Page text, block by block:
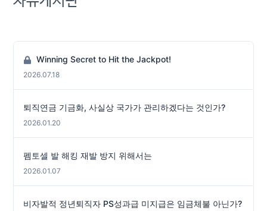
Winning Secret to Hit the Jackpot!
2026.07.18
퇴직연금 기금화, 사실상 국가가 관리하겠다는 것인가?
2026.01.20
펨토셀 발 해킹 재발 방지 위해서는
2026.01.07
비자발적 정년퇴직자 PS성과급 미지급은 임금체불 아닌가?